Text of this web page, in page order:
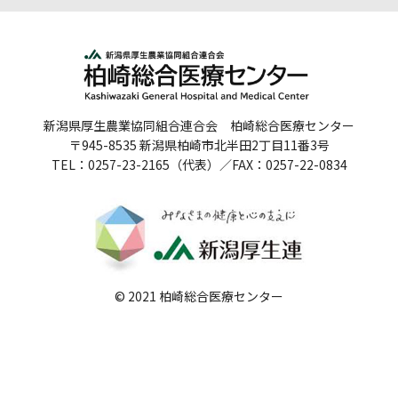
医療関係者の方へ
病院誌
個人情報保護方針
反社会的勢力に対する基本方針
院内感染対策指針
新潟県厚生農業協同組合連合会 柏崎総合医療センター
〒945-8535 新潟県柏崎市北半田2丁目11番3号
TEL：0257-23-2165（代表）／FAX：0257-22-0834
© 2021 柏崎総合医療センター